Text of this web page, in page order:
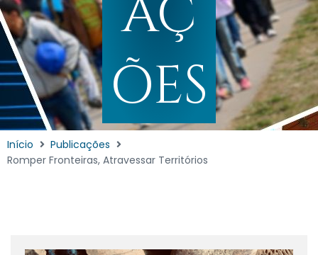
AÇ
ÕES
Início
Publicações
Romper Fronteiras, Atravessar Territórios